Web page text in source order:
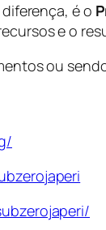
é o
e o
ou